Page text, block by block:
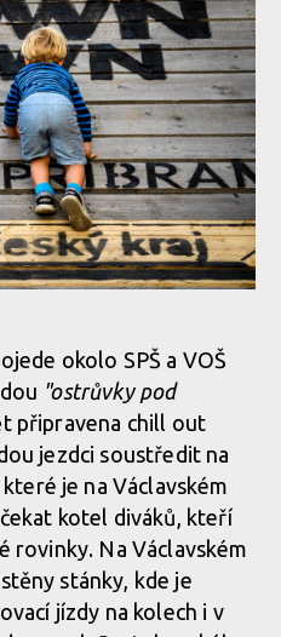
pátý ročník Svatohorského
pátý ročník Svatohorského
okolo SPŠ a VOŠ
"ostrůvky pod
připravena chill out
jezdci soustředit na
které je na Václavském
kotel diváků, kteří
rovinky. Na Václavském
stánky, kde je
jízdy na kolech i v